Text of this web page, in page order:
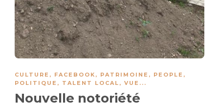
CULTURE , FACEBOOK , PATRIMOINE , PEOPLE ,
POLITIQUE , TALENT LOCAL , VUE ...
Nouvelle notoriété